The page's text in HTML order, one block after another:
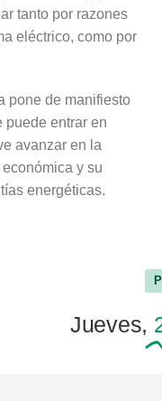
tanto por razones
eléctrico, como por
pone de manifiesto
puede entrar en
avanzar en la
y su
energéticas.
Jueves,